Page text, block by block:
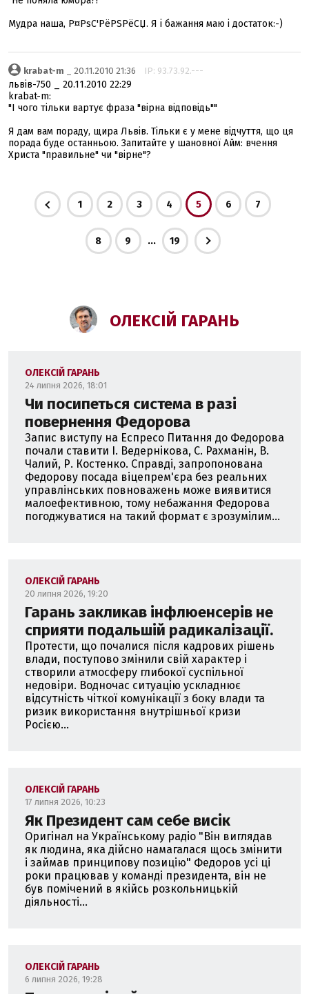
Мудра наша, Р¤РѕС'РёРЅРёСЏ. Я і бажання маю і достаток:-)
krabat-m _ 20.11.2010 21:36 IP: 93.73.92.---
львів-750 _ 20.11.2010 22:29
krabat-m:
"І чого тільки вартує фраза "вірна відповідь""
Я дам вам пораду, щира Львів. Тільки є у мене відчуття, що ця
порада буде останньою. Запитайте у шановної Айм: вчення
Христа "правильне" чи "вірне"?
1 2 3 4 5 6 7
8 9 ... 19
ОЛЕКСІЙ ГАРАНЬ
ОЛЕКСІЙ ГАРАНЬ
24 липня 2026, 18:01
Чи посипеться система в разі
повернення Федорова
Запис виступу на Еспресо Питання до Федорова
почали ставити І. Ведернікова, С. Рахманін, В.
Чалий, Р. Костенко. Справді, запропонована
Федорову посада віцепрем'єра без реальних
управлінських повноважень може виявитися
малоефективною, тому небажання Федорова
погоджуватися на такий формат є зрозумілим...
ОЛЕКСІЙ ГАРАНЬ
20 липня 2026, 19:20
Гарань закликав інфлюенсерів не
сприяти подальшій радикалізації.
Протести, що почалися після кадрових рішень
влади, поступово змінили свій характер і
створили атмосферу глибокої суспільної
недовіри. Водночас ситуацію ускладнює
відсутність чіткої комунікації з боку влади та
ризик використання внутрішньої кризи
Росією...
ОЛЕКСІЙ ГАРАНЬ
17 липня 2026, 10:23
Як Президент сам себе висік
Оригінал на Українському радіо "Він виглядав
як людина, яка дійсно намагалася щось змінити
і займав принципову позицію" Федоров усі ці
роки працював у команді президента, він не
був помічений в якійсь розкольницькій
діяльності...
ОЛЕКСІЙ ГАРАНЬ
6 липня 2026, 19:28